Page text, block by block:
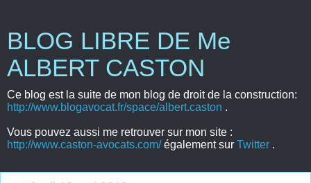
BLOG LIBRE DE Me
ALBERT CASTON
Ce blog est la suite de mon blog de droit de la construction:
http://www.blogavocat.fr/space/albert.caston .
Vous pouvez aussi me retrouver sur mon site :
http://www.caston-avocats.com/également sur Twitter .